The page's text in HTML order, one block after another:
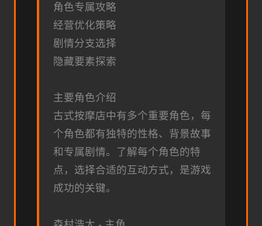
角色专属攻略
经营优化策略
剧情分支选择
隐藏要素探索
主要角色介绍
古式按摩店中有多个重要角色，每
个角色都有独特的性格、背景故事
和专属剧情。了解每个角色的特
点，选择合适的互动方式，是游戏
成功的关键。